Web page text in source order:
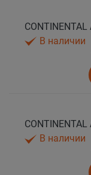
В наличии
В наличии